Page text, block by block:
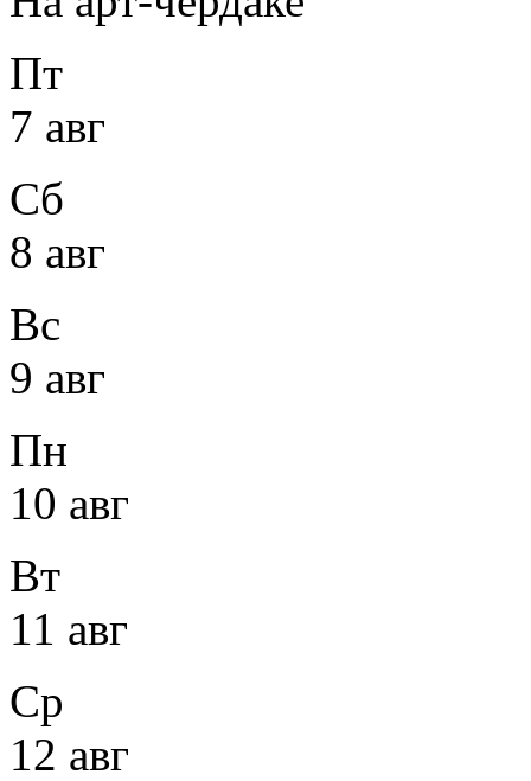
Пт
7 авг
Сб
8 авг
Вс
9 авг
Пн
10 авг
Вт
11 авг
Ср
12 авг